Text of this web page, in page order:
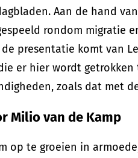
Aan de hand
rondom migratie
presentatie komt van
er hier wordt getrokken
zoals dat met
Milio van de Kamp
op te groeien in